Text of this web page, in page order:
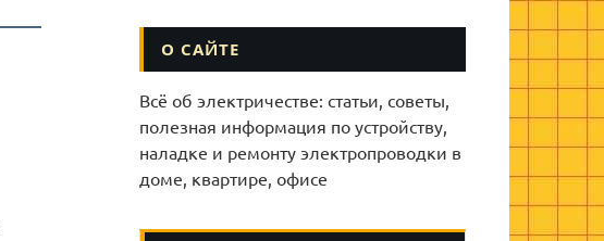
О САЙТЕ
Всё об электричестве: статьи, советы,
полезная информация по устройству,
наладке и ремонту электропроводки в
доме, квартире, офисе